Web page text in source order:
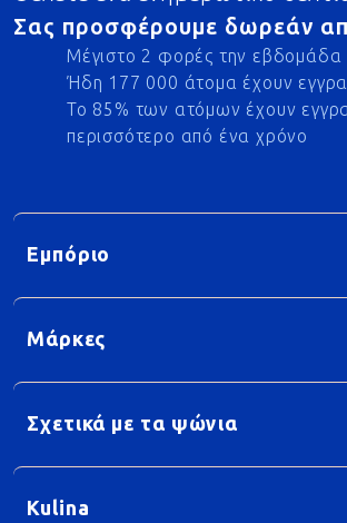
Σας προσφέρουμε δωρεάν
Μέγιστο 2 φορές την εβδομάδα
Ήδη 177 000 άτομα έχουν
Το 85% των ατόμων έχουν
περισσότερο από ένα χρόνο
Εμπόριο
Μάρκες
Σχετικά με τα ψώνια
Kulina